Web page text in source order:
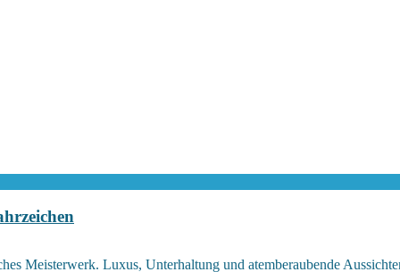
Meisterwerk. Luxus, Unterhaltung und atemberaubende